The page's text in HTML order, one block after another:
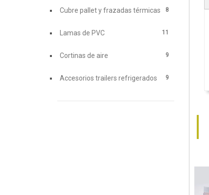
Cubre pallet y frazadas térmicas 8
Lamas de PVC 11
Cortinas de aire 9
Accesorios trailers refrigerados 9